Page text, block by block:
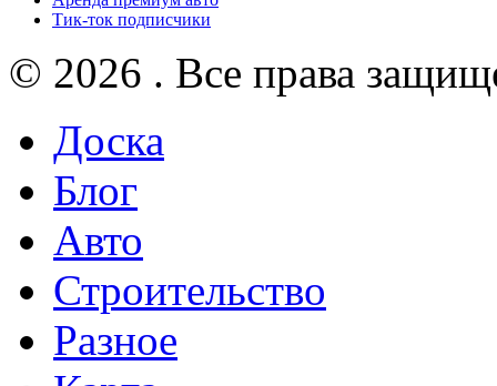
Тик-ток подписчики
© 2026 . Все права
Доска
Блог
Авто
Строительство
Разное